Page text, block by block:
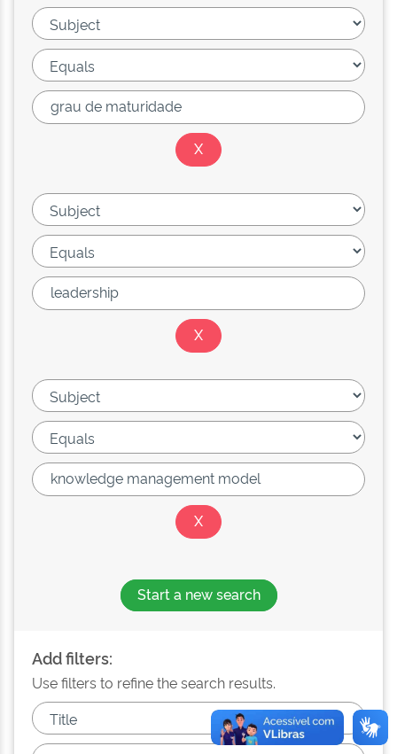
Start a new search
Add filters:
Use filters to refine the search results.